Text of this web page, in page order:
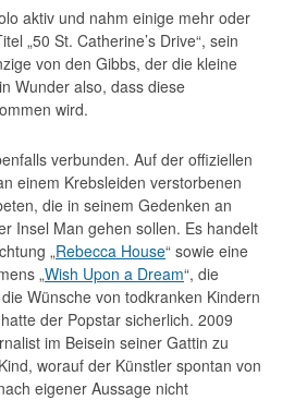
aktiv und nahm einige mehr oder
„50 St. Catherine’s Drive“, sein
von den Gibbs, der die kleine
Wunder also, dass diese
wird.
verbunden. Auf der offiziellen
einem Krebsleiden verstorbenen
die in seinem Gedenken an
Insel Man gehen sollen. Es handelt
„Rebecca House“ sowie eine
„Wish Upon a Dream“, die
Wünsche von todkranken Kindern
der Popstar sicherlich. 2009
im Beisein seiner Gattin zu
worauf der Künstler spontan von
eigener Aussage nicht